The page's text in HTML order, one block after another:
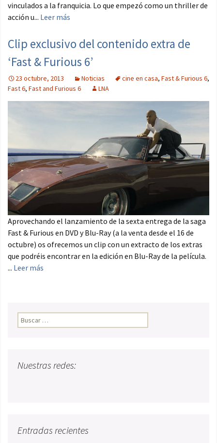
vinculados a la franquicia. Lo que empezó como un thriller de
acción u... Leer más
Clip exclusivo del contenido extra de
‘Fast & Furious 6’
23 octubre, 2013 Noticias cine en casa, Fast & Furious 6,
Fast 6, Fast and Furious 6 LNA
Aprovechando el lanzamiento de la sexta entrega de la saga
Fast & Furious en DVD y Blu-Ray (a la venta desde el 16 de
octubre) os ofrecemos un clip con un extracto de los extras
que podréis encontrar en la edición en Blu-Ray de la película.
... Leer más
Buscar:
Nuestras redes:
Entradas recientes